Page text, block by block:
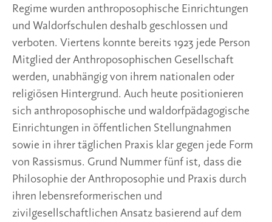
Regime wurden anthroposophische Einrichtungen
und Waldorfschulen deshalb geschlossen und
verboten. Viertens konnte bereits 1923 jede Person
Mitglied der Anthroposophischen Gesellschaft
werden, unabhängig von ihrem nationalen oder
religiösen Hintergrund. Auch heute positionieren
sich anthroposophische und waldorfpädagogische
Einrichtungen in öffentlichen Stellungnahmen
sowie in ihrer täglichen Praxis klar gegen jede Form
von Rassismus. Grund Nummer fünf ist, dass die
Philosophie der Anthroposophie und Praxis durch
ihren lebensreformerischen und
zivilgesellschaftlichen Ansatz basierend auf dem